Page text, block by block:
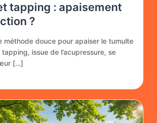
tapping : apaisement
?
méthode douce pour apaiser le tumulte
tapping, issue de l’acupressure, se
[…]